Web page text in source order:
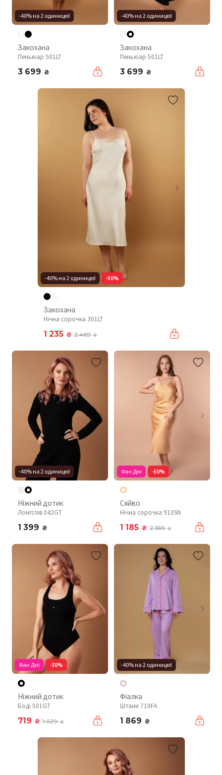
-40% на 2 одиницю!
Закохана
Пеньюар 501LT
3 699 ₴
-40% на 2 одиницю!
Закохана
Пеньюар 501LT
3 699 ₴
-40% на 2 одиницю! -50%
Закохана
Нічна сорочка 301LT
1 235 ₴ 2 469₴
-40% на 2 одиницю!
Ніжний дотик
Лонгслів 042GT
1 399 ₴
Фан Дні -50%
Сяйво
Нічна сорочка 910SN
1 185 ₴ 2 369₴
Фан Дні -30%
Ніжний дотик
Боді 501GT
719 ₴ 1 029₴
-40% на 2 одиницю!
Фіалка
Штани 710FA
1 869 ₴